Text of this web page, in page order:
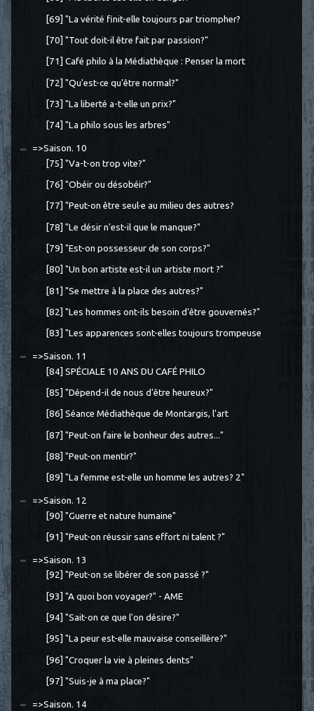
[69] "La vérité finit-elle toujours par triompher?
[70] "Tout doit-il être fait par passion?"
[71] Café philo à la Médiathèque : Penser la mort
[72] "Qu'est-ce qu'être normal?"
[73] "La liberté a-t-elle un prix?"
[74] "La philo sous les arbres"
=>Saison. 10
[75] "Va-t-on trop vite?"
[76] "Obéir ou désobéir?"
[77] "Peut-on être seul·e au milieu des autres?
[78] "Le désir n'est-il que le manque?"
[79] "Est-on possesseur de son corps?"
[80] "Un bon artiste est-il un artiste mort ?"
[81] "Se mettre à la place des autres?"
[82] "Les hommes ont-ils besoin d'être gouvernés?"
[83] "Les apparences sont-elles toujours trompeuse
=>Saison. 11
[84] SPÉCIALE 10 ANS DU CAFÉ PHILO
[85] "Dépend-il de nous d'être heureux?"
[86] Séance Médiathèque de Montargis, l'art
[87] "Peut-on faire le bonheur des autres..."
[88] "Peut-on mentir?"
[89] "La femme est-elle un homme les autres? 2"
=>Saison. 12
[90] "Guerre et nature humaine"
[91] "Peut-on réussir sans effort ni talent ?"
=>Saison. 13
[92] "Peut-on se libérer de son passé ?"
[93] "A quoi bon voyager?" - AME
[94] "Sait-on ce que l'on désire?"
[95] "La peur est-elle mauvaise conseillère?"
[96] "Croquer la vie à pleines dents"
[97] "Suis-je à ma place?"
=>Saison. 14